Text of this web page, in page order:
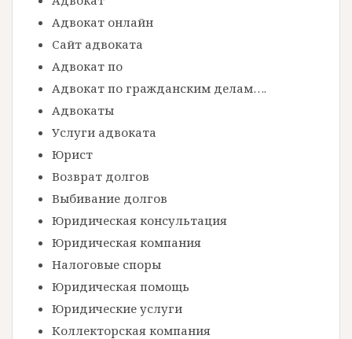
Адвокат онлайн
Сайт адвоката
Адвокат по
Адвокат по гражданским делам….
Адвокаты
Услуги адвоката
Юрист
Возврат долгов
Выбивание долгов
Юридическая консультация
Юридическая компания
Налоговые споры
Юридическая помощь
Юридические услуги
Коллекторская компания